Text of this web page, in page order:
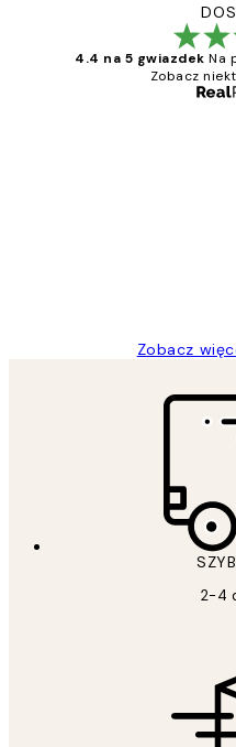
4.4 na 5 gwiazdek Na
Zobacz
Zobacz
2-4